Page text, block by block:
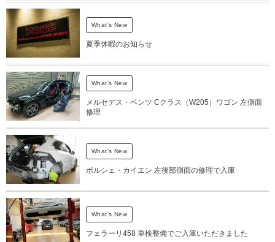
What's New
夏季休暇のお知らせ
What's New
メルセデス・ベンツ Cクラス（W205）ワゴン 左側面
修理
What's New
ポルシェ・カイエン 左後部側面の修理で入庫
What's New
フェラーリ458 車検整備でご入庫いただきました